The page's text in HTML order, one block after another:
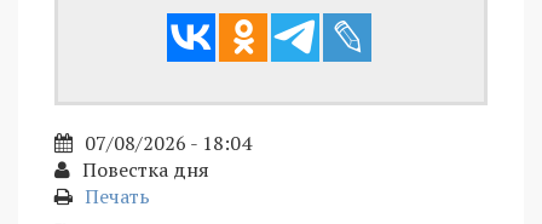
07/08/2026 - 18:04
Повестка дня
Печать